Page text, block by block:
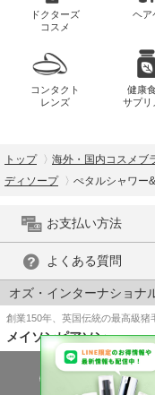
ドクターズ
コスメ
ヘア
コンタクト
レンズ
健康
サプリ
トップ 海外・国内コスメブ
ディソープ
ぺタルシャワー
お支払い方法
よくある質問
オズ・インターナショナ
創業150年、英国伝統の最高級猪
メイソンピアソン
特商法に基づく表示